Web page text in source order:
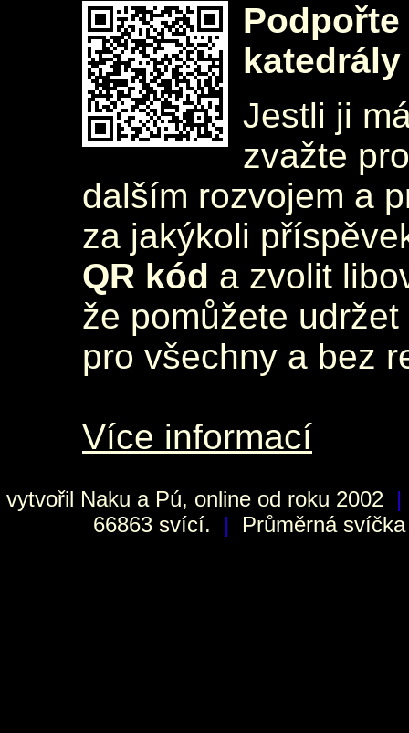
katedrály
Jestli ji
zvažte
dalším rozvojem a
za jakýkoli
QR kód a zvolit
že pomůžete
pro všechny a bez
Více informací
vytvořil Naku a Pú, online od roku 2002 |
66863 svící.
| Průměrná